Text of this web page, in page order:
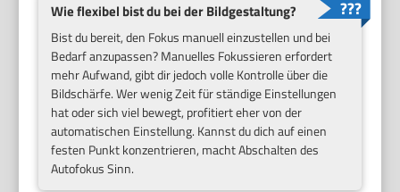
Wie flexibel bist du bei der Bildgestaltung?
Bist du bereit, den Fokus manuell einzustellen und bei
Bedarf anzupassen? Manuelles Fokussieren erfordert
mehr Aufwand, gibt dir jedoch volle Kontrolle über die
Bildschärfe. Wer wenig Zeit für ständige Einstellungen
hat oder sich viel bewegt, profitiert eher von der
automatischen Einstellung. Kannst du dich auf einen
festen Punkt konzentrieren, macht Abschalten des
Autofokus Sinn.